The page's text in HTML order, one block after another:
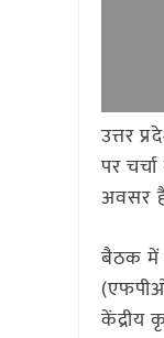
उत्तर
पर
अवसर
बैठक में
केंद्रीय